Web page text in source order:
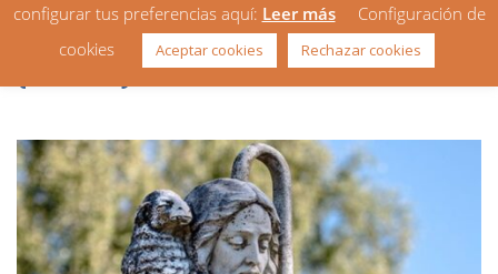
Homilía: 4º Domingo de Pascua
configurar tus preferencias aquí: Leer más
Configuración de
cookies
Aceptar cookies Rechazar cookies